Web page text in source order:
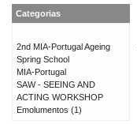
Categorias
2nd MIA-Portugal Ageing
Spring School
MIA-Portugal
SAW - SEEING AND
ACTING WORKSHOP
Emolumentos (1)